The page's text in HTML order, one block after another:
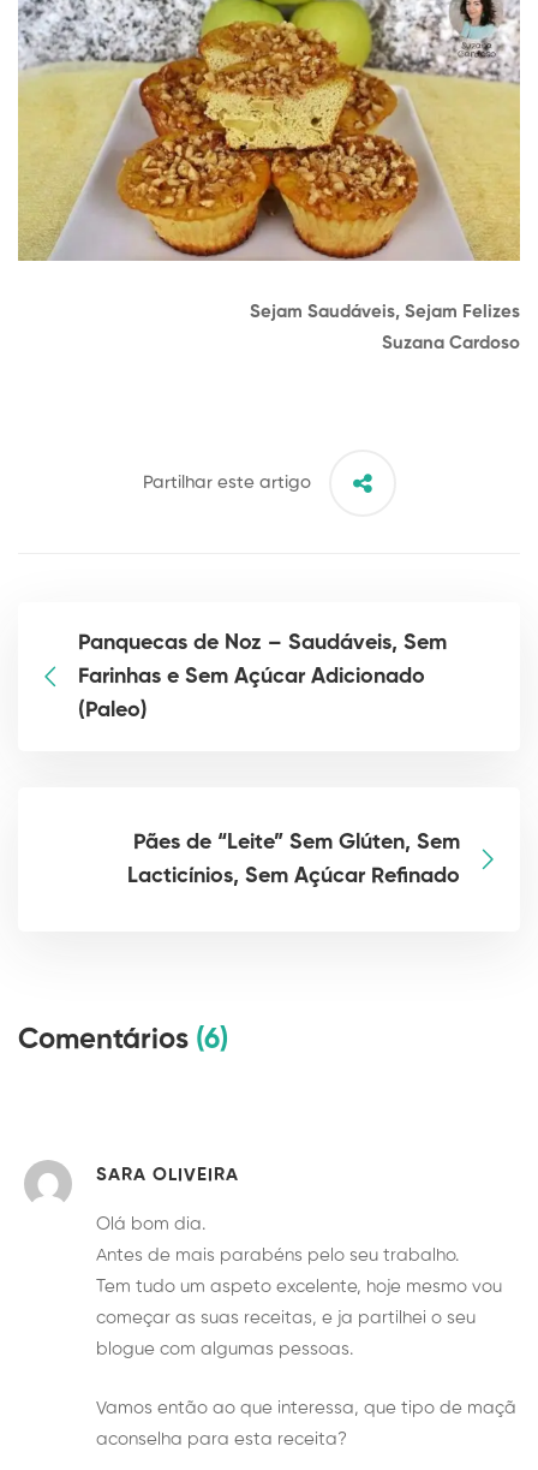
Sejam Saudáveis, Sejam Felizes
Suzana Cardoso
Partilhar este artigo
Panquecas de Noz – Saudáveis, Sem
Farinhas e Sem Açúcar Adicionado
(Paleo)
Pães de “Leite” Sem Glúten, Sem
Lacticínios, Sem Açúcar Refinado
Comentários (6)
SARA OLIVEIRA
Olá bom dia.
Antes de mais parabéns pelo seu trabalho.
Tem tudo um aspeto excelente, hoje mesmo vou
começar as suas receitas, e ja partilhei o seu
blogue com algumas pessoas.
Vamos então ao que interessa, que tipo de maçã
aconselha para esta receita?